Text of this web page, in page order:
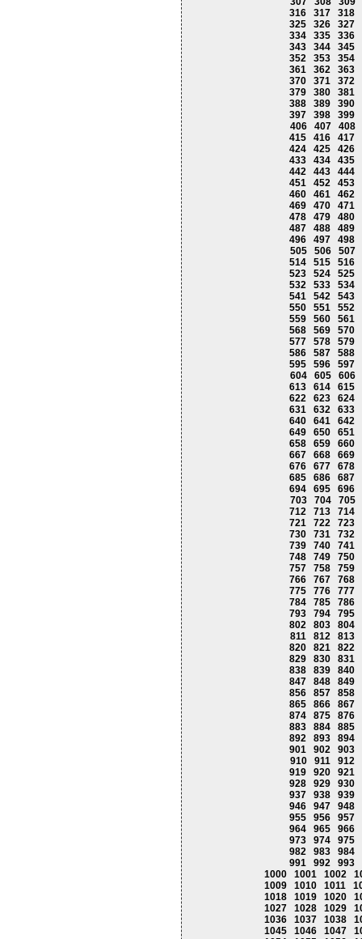
316
317
318
325
326
327
334
335
336
343
344
345
352
353
354
361
362
363
370
371
372
379
380
381
388
389
390
397
398
399
406
407
408
415
416
417
424
425
426
433
434
435
442
443
444
451
452
453
460
461
462
469
470
471
478
479
480
487
488
489
496
497
498
505
506
507
514
515
516
523
524
525
532
533
534
541
542
543
550
551
552
559
560
561
568
569
570
577
578
579
586
587
588
595
596
597
604
605
606
613
614
615
622
623
624
631
632
633
640
641
642
649
650
651
658
659
660
667
668
669
676
677
678
685
686
687
694
695
696
703
704
705
712
713
714
721
722
723
730
731
732
739
740
741
748
749
750
757
758
759
766
767
768
775
776
777
784
785
786
793
794
795
802
803
804
811
812 813
820
821
822
829
830
831
838
839
840
847
848
849
856
857
858
865
866
867
874
875
876
883
884
885
892
893
894
901
902
903
910
911 912
919
920
921
928
929
930
937
938
939
946
947
948
955
956
957
964
965
966
973
974
975
982
983
984
991
992
993
1000
1001 1002
1009
1010 1011
1018
1019 1020
1027
1028 1029
1036
1037 1038
1045
1046 1047